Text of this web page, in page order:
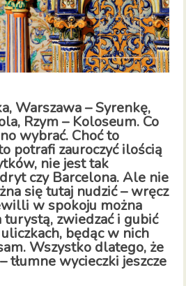
Warszawa – Syrenkę,
Rzym – Koloseum. Co
wybrać. Choć to
potrafi zauroczyć ilością
nie jest tak
czy Barcelona. Ale nie
się tutaj nudzić – wręcz
w spokoju można
turystą, zwiedzać i gubić
będąc w nich
Wszystko dlatego, że
tłumne wycieczki jeszcze